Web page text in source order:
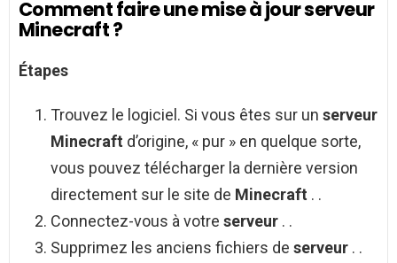
Comment faire une mise à jour serveur
Minecraft ?
Étapes
Trouvez le logiciel. Si vous êtes sur un serveur
Minecraft d’origine, « pur » en quelque sorte,
vous pouvez télécharger la dernière version
directement sur le site de Minecraft . .
Connectez-vous à votre serveur . .
Supprimez les anciens fichiers de serveur . .